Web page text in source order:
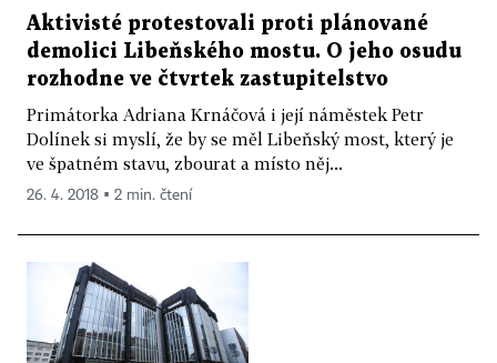
Aktivisté protestovali proti plánované
demolici Libeňského mostu. O jeho osudu
rozhodne ve čtvrtek zastupitelstvo
Primátorka Adriana Krnáčová i její náměstek Petr
Dolínek si myslí, že by se měl Libeňský most, který je
ve špatném stavu, zbourat a místo něj...
26. 4. 2018 ▪ 2 min. čtení